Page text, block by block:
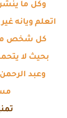
وكل ما
اتعلم ويانه
كل شخص
بحيث لا
وعبد